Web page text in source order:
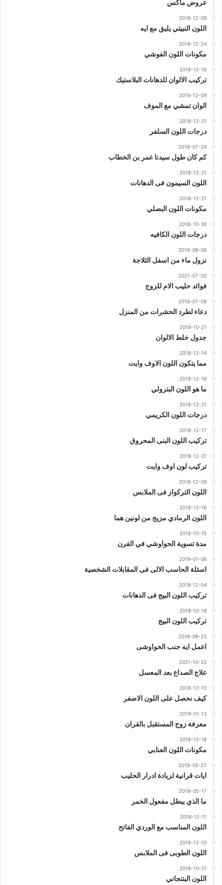
عروض ماكس
2018-12-09
اللون النبيتي يليق مع ايه
2018-12-24
مكونات اللون الفوشي
2018-12-16
تركيب الالوان للدهانات البلاستيك
2018-12-09
الوان تمشي مع الموف
2018-12-21
درجات اللون السلفر
2018-07-29
كم كان طول سيدنا عمر بن الخطاب
2018-12-21
اللون السيمون فى الدهانات
2018-12-21
مكونات اللون البصلي
2018-10-30
درجات اللون الكافيه
2018-06-06
نزول ماء من اسفل الثلاجة
2021-07-02
فوائد حليب الام للزوج
2018-07-08
دعاء لطرد الحشرات من المنزل
2018-10-21
جدول خلط الالوان
2018-12-14
مما يتكون اللون الاوف وايت
2018-12-16
ما هو اللون البترولي
2018-12-21
درجات اللون الكريمي
2018-12-17
تركيب اللون البنى المحروق
2018-12-21
تركيب لون اوف وايت
2018-12-09
اللون التركواز فى الملابس
2018-12-16
اللون الرمادي مزيج من لونين هما
2018-10-15
مدة تسوية الحواوشي في الفرن
2019-01-06
اسئلة الحاسب الالى فى المقابلات الشخصية
2018-12-04
تركيب اللون البيج فى الدهانات
2018-10-19
تركيب اللون البيج
2018-09-25
اعمل ايه جنب الحواوشى
2021-10-22
علاج الصداع بعد المعسل
2018-12-10
كيف نحصل على اللون الاصفر
2019-01-13
معرفة زوج المستقبل بالقران
2018-12-18
مكونات اللون العنابي
2018-05-27
ايات قرانية لزيادة ادرار الحليب
2018-05-17
ما الذي يبطل مفعول الخمر
2018-12-11
اللون المناسب مع الوردي الفاتح
2018-12-10
اللون الطوبى فى الملابس
2018-10-21
اللون البتنجاني